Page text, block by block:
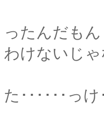
「そっ･
ったんだも
わけないじ
その後
た･･････っけ
言って